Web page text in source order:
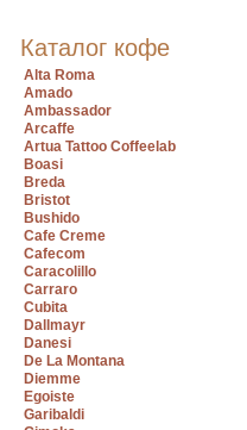
Каталог кофе
Alta Roma
Amado
Ambassador
Arcaffe
Artua Tattoo Coffeelab
Boasi
Breda
Bristot
Bushido
Cafe Creme
Cafecom
Caracolillo
Carraro
Cubita
Dallmayr
Danesi
De La Montana
Diemme
Egoiste
Garibaldi